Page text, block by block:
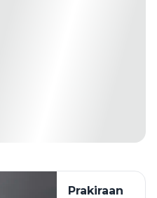
Prakiraan